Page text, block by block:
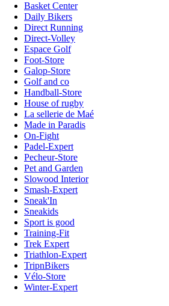
Basket Center
Daily Bikers
Direct Running
Direct-Volley
Espace Golf
Foot-Store
Galop-Store
Golf and co
Handball-Store
House of rugby
La sellerie de Maé
Made in Paradis
On-Fight
Padel-Expert
Pecheur-Store
Pet and Garden
Slowood Interior
Smash-Expert
Sneak'In
Sneakids
Sport is good
Training-Fit
Trek Expert
Triathlon-Expert
TripnBikers
Vélo-Store
Winter-Expert